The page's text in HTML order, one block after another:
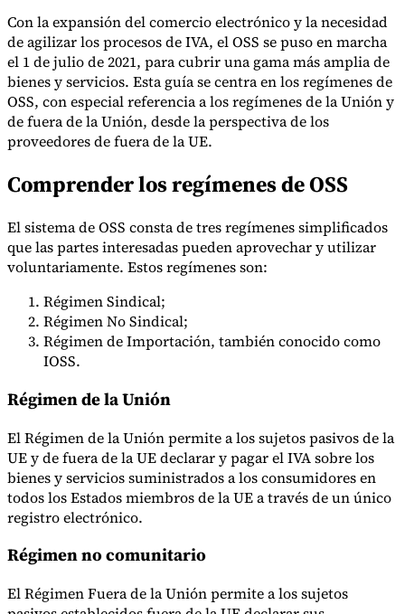
Serie Experto Fiscal
Golfo
Cómo crear un marco de control de los impuestos
indirectosImpuestos sobre el carbono y tasas medioambientales
Herramientas
Calculadora de VAT Calculadora de GST Calculadora del impuesto
Con la expansión del comercio electrónico y la necesidad
de agilizar los procesos de IVA, el OSS se puso en marcha
el 1 de julio de 2021, para cubrir una gama más amplia de
bienes y servicios. Esta guía se centra en los regímenes de
OSS, con especial referencia a los regímenes de la Unión y
de fuera de la Unión, desde la perspectiva de los
proveedores de fuera de la UE.
Comprender los regímenes de OSS
El sistema de OSS consta de tres regímenes simplificados
que las partes interesadas pueden aprovechar y utilizar
voluntariamente. Estos regímenes son:
Régimen Sindical;
Régimen No Sindical;
Régimen de Importación, también conocido como
IOSS.
Régimen de la Unión
El Régimen de la Unión permite a los sujetos pasivos de la
UE y de fuera de la UE declarar y pagar el IVA sobre los
bienes y servicios suministrados a los consumidores en
todos los Estados miembros de la UE a través de un único
registro electrónico.
Régimen no comunitario
El Régimen Fuera de la Unión permite a los sujetos